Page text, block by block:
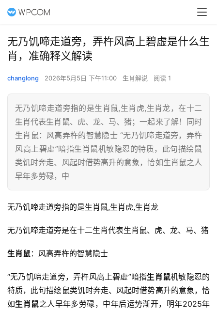
无乃饥啼走道旁，弄杵风高上碧虚是什么生
肖，准确释义解读
changlong 2026年5月5日 下午11:00 生肖解说 阅读 1
无乃饥啼走道旁指的是生肖鼠,生肖虎,生肖龙，在十二
生肖代表生肖鼠、虎、龙、马、猪；一起来了解！同时
生肖鼠：风高弄杵的智慧隐士 “无乃饥啼走道旁，弄杵
风高上碧虚”暗指生肖鼠机敏隐忍的特质，此句描绘鼠
类饥时奔走、风起时借势高升的意象，恰如生肖鼠之人
早年多劳碌，中
无乃饥啼走道旁指的是生肖鼠,生肖虎,生肖龙
无乃饥啼走道旁是在十二生肖代表生肖鼠、虎、龙、马、猪
生肖鼠：风高弄杵的智慧隐士
“无乃饥啼走道旁，弄杵风高上碧虚”暗指生肖鼠机敏隐忍的
特质，此句描绘鼠类饥时奔走、风起时借势高升的意象，恰
如生肖鼠之人早年多劳碌，中年后运势渐开，明年2025年